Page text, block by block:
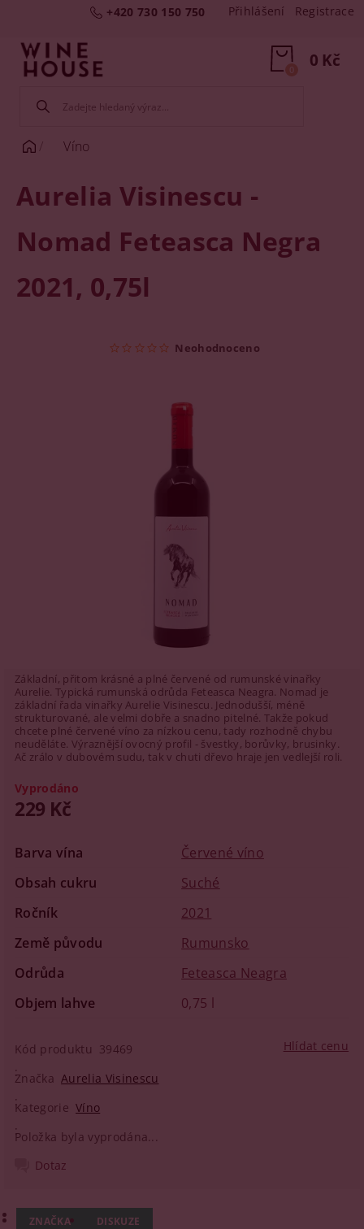
+420 730 150 750 Přihlášení Registrace
0 Kč
0
Víno
Aurelia Visinescu -
Nomad Feteasca Negra
2021, 0,75l
Neohodnoceno
Základní, přitom krásné a plné červené od rumunské vinařky
Aurelie. Typická rumunská odrůda Feteasca Neagra. Nomad je
základní řada vinařky Aurelie Visinescu. Jednodušší, méně
strukturované, ale velmi dobře a snadno pitelné. Takže pokud
chcete plné červené víno za nízkou cenu, tady rozhodně chybu
neuděláte. Výraznější ovocný profil - švestky, borůvky, brusinky.
Ač zrálo v dubovém sudu, tak v chuti dřevo hraje jen vedlejší roli.
Vyprodáno
229 Kč
Barva vína
Červené víno
Obsah cukru
Suché
Ročník
2021
Země původu
Rumunsko
Odrůda
Feteasca Neagra
Objem lahve
0,75 l
Kód produktu 39469
Značka Aurelia Visinescu
Kategorie Víno
Položka byla vyprodána...
Hlídat cenu
Dotaz
ZNAČKA DISKUZE